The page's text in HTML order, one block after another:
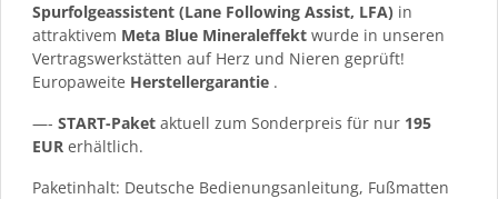
Spurfolgeassistent (Lane Following Assist, LFA) in
attraktivem Meta Blue Mineraleffekt wurde in unseren
Vertragswerkstätten auf Herz und Nieren geprüft!
Europaweite Herstellergarantie .
—- START-Paket aktuell zum Sonderpreis für nur 195
EUR erhältlich.
Paketinhalt: Deutsche Bedienungsanleitung, Fußmatten